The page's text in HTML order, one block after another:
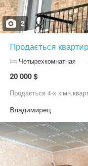
2
Продається
Четырехкомнатная
20 000 $
Продається 4-х
Владимирец